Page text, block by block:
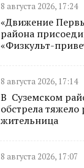
8 августа 2026, 17:24
«Движение
района
«Физкульт-
8 августа 2026, 17:14
В Суземском
обстрела
жительница
8 августа 2026, 17:07